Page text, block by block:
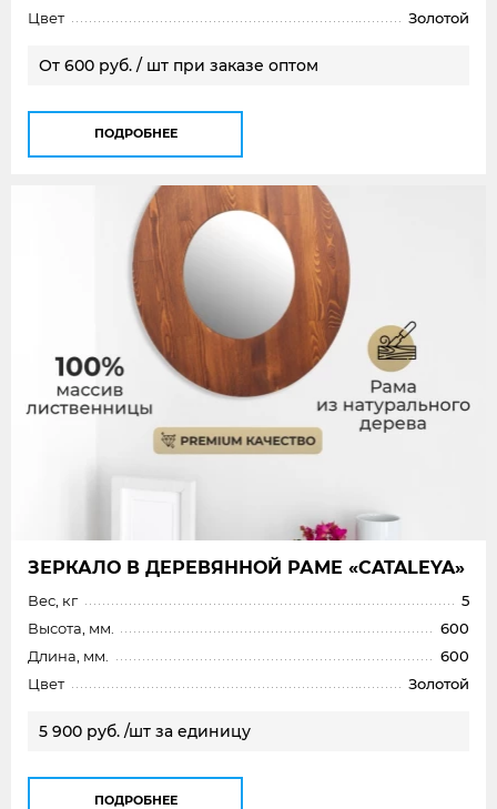
Цвет
Золотой
От 600 руб. / шт при заказе оптом
ПОДРОБНЕЕ
ЗЕРКАЛО В ДЕРЕВЯННОЙ РАМЕ «CATALEYA»
Вес, кг
5
Высота, мм.
600
Длина, мм.
600
Цвет
Золотой
5 900 руб. /шт за единицу
ПОДРОБНЕЕ